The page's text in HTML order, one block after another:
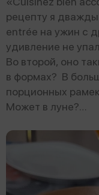
рецепту я
entrée на ужин с
удивление не
Во второй, оно
в формах? В
порционных
Может в луне?…